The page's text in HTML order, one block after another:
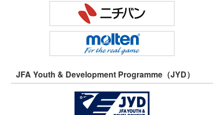
JFA Youth & Development Programme（JYD）